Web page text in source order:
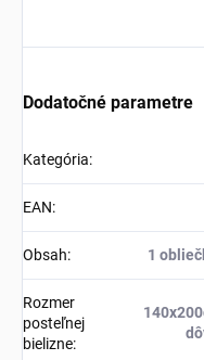
Dodatočné parametre
Kategória:
EAN:
Obsah: 1
Rozmer
posteľnej
bielizne: